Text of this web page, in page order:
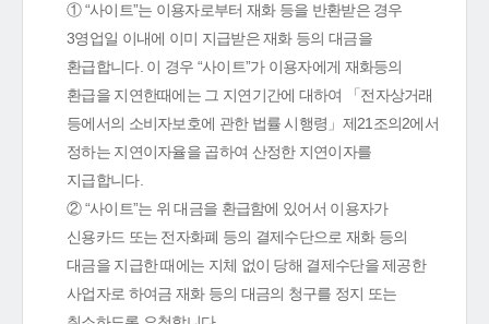
① “사이트”는 이용자로부터 재화 등을 반환받은 경우
3영업일 이내에 이미 지급받은 재화 등의 대금을
환급합니다. 이 경우 “사이트”가 이용자에게 재화등의
환급을 지연한때에는 그 지연기간에 대하여 「전자상거래
등에서의 소비자보호에 관한 법률 시행령」제21조의2에서
정하는 지연이자율을 곱하여 산정한 지연이자를
지급합니다.
② “사이트”는 위 대금을 환급함에 있어서 이용자가
신용카드 또는 전자화폐 등의 결제수단으로 재화 등의
대금을 지급한 때에는 지체 없이 당해 결제수단을 제공한
사업자로 하여금 재화 등의 대금의 청구를 정지 또는